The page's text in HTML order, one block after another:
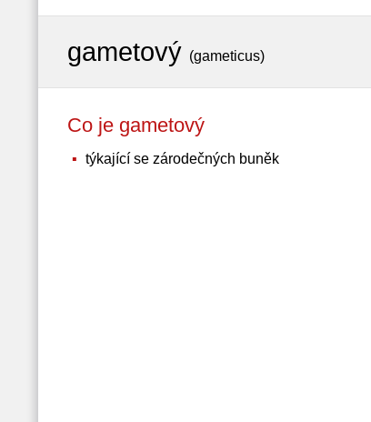
gametový (gameticus)
Co je gametový
týkající se zárodečných buněk